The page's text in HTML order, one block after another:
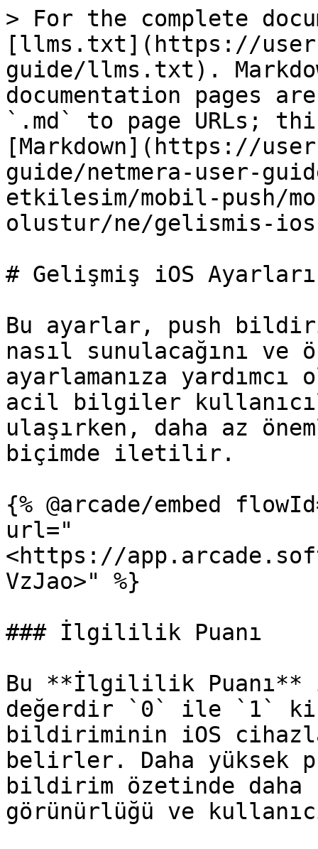
> For the complete
[llms.txt](https://
guide/llms.txt).
documentation pages
`.md` to page URLs;
[Markdown](https://
guide/netmera-user-
etkilesim/mobil-push/
olustur/ne/gelismis-
# Gelişmiş iOS Ayarları
Bu ayarlar, push
nasıl sunulacağını
ayarlamanıza
acil bilgiler
ulaşırken, daha az
biçimde iletilir.
{% @arcade/embed
url="
<https://
VzJao>" %}
### İlgililik Puanı
Bu **İlgililik Puanı**
değerdir `0` ile `1` ki
bildiriminin iOS
belirler. Daha yüksek
bildirim özetinde
görünürlüğü ve